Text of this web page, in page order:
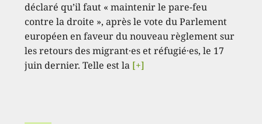
déclaré qu’il faut « maintenir le pare-feu
contre la droite », après le vote du Parlement
européen en faveur du nouveau règlement sur
les retours des migrant·es et réfugié·es, le 17
juin dernier. Telle est la [+]